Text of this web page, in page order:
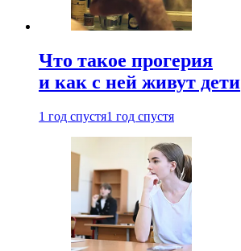
Что такое прогерия
и как с ней живут дети
1 год спустя1 год спустя